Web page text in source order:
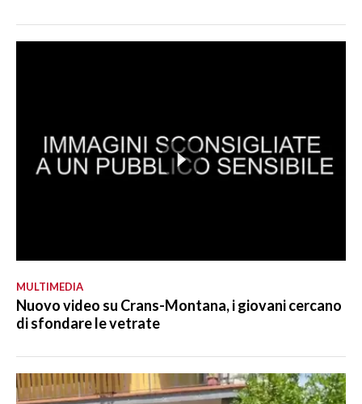
MULTIMEDIA
Nuovo video su Crans-Montana, i giovani cercano
di sfondare le vetrate